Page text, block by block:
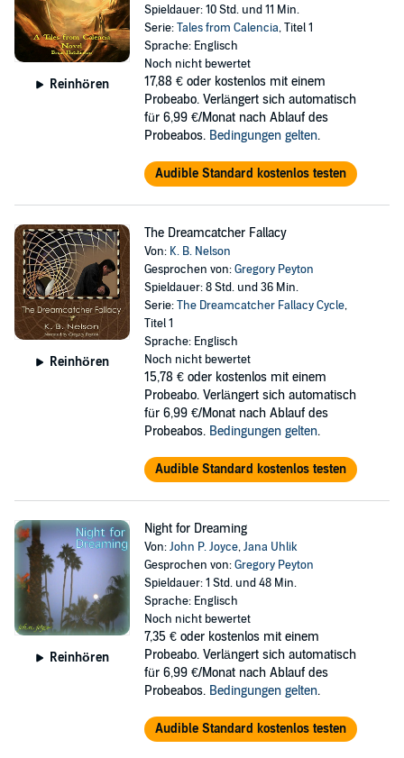
Reinhören
Spieldauer: 10 Std. und 11 Min.
Serie:Tales from Calencia, Titel 1
Sprache: Englisch
Noch nicht bewertet
17,88 € oder kostenlos mit einem
Probeabo. Verlängert sich automatisch
für 6,99 €/Monat nach Ablauf des
Probeabos. Bedingungen gelten.
Audible Standard kostenlos testen
Reinhören
The Dreamcatcher Fallacy
Von: K. B. Nelson
Gesprochen von:Gregory Peyton
Spieldauer: 8 Std. und 36 Min.
Serie:The Dreamcatcher Fallacy Cycle,
Titel 1
Sprache: Englisch
Noch nicht bewertet
15,78 € oder kostenlos mit einem
Probeabo. Verlängert sich automatisch
für 6,99 €/Monat nach Ablauf des
Probeabos. Bedingungen gelten.
Audible Standard kostenlos testen
Reinhören
Night for Dreaming
Von:John P. Joyce,Jana Uhlik
Gesprochen von:Gregory Peyton
Spieldauer: 1 Std. und 48 Min.
Sprache: Englisch
Noch nicht bewertet
7,35 € oder kostenlos mit einem
Probeabo. Verlängert sich automatisch
für 6,99 €/Monat nach Ablauf des
Probeabos. Bedingungen gelten.
Audible Standard kostenlos testen